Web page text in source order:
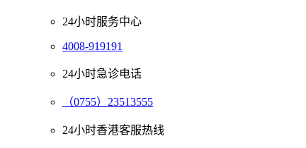
24小时服务中心
4008-919191
24小时急诊电话
（0755）23513555
24小时香港客服热线